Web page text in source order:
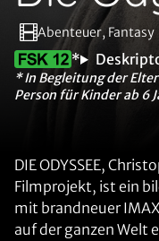
Abenteuer, Fantasy
*
* In Begleitung der
Person für Kinder ab 6
DIE ODYSSEE,
Filmprojekt, ist ein
mit brandneuer
auf der ganzen Welt